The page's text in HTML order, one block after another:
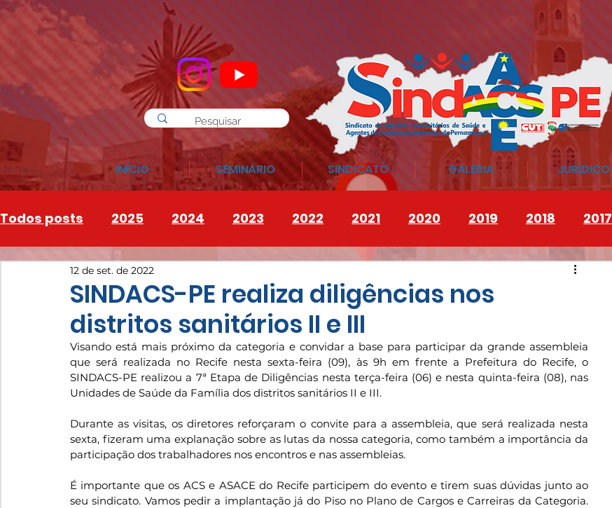
INÍCIO SEMINÁRIO SINDICATO GALERIA JURÍDICO
Todos posts 2025 2024 2023 2022 2021 2020 2019 2018 2017
INSTAGRAM 2026
SINDACS-PE realiza diligências nos
distritos sanitários II e III
12 de set. de 2022
Visando está mais próximo da categoria e convidar a base para participar da grande assembleia
que será realizada no Recife nesta sexta-feira (09), às 9h em frente a Prefeitura do Recife, o
SINDACS-PE realizou a 7ª Etapa de Diligências nesta terça-feira (06) e nesta quinta-feira (08), nas
Unidades de Saúde da Família dos distritos sanitários II e III.
Durante as visitas, os diretores reforçaram o convite para a assembleia, que será realizada nesta
sexta, fizeram uma explanação sobre as lutas da nossa categoria, como também a importância da
participação dos trabalhadores nos encontros e nas assembleias.
É importante que os ACS e ASACE do Recife participem do evento e tirem suas dúvidas junto ao
seu sindicato. Vamos pedir a implantação já do Piso no Plano de Cargos e Carreiras da Categoria.